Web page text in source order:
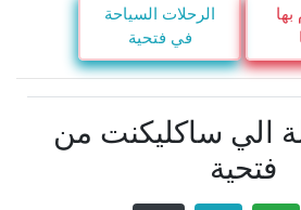
الرحلات السياحة
في فتحية
الي ساكليكنت من
فتحية